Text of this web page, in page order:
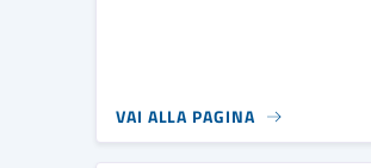
VAI ALLA PAGINA